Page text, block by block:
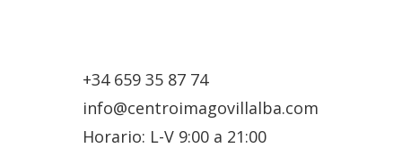
+34 659 35 87 74
info@centroimagovillalba.com
Horario: L-V 9:00 a 21:00